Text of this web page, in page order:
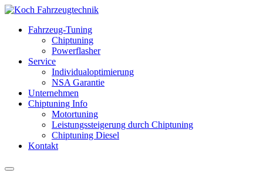
Fahrzeug-Tuning
Chiptuning
Powerflasher
Service
Individualoptimierung
NSA Garantie
Unternehmen
Chiptuning Info
Motortuning
Leistungssteigerung durch Chiptuning
Chiptuning Diesel
Kontakt